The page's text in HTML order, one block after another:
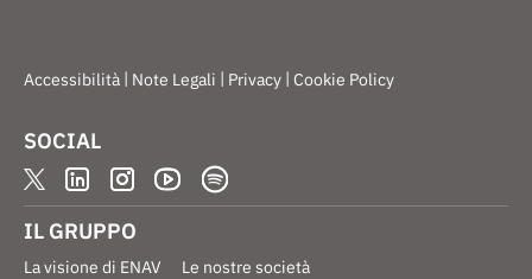
Accessibilità | Note Legali | Privacy | Cookie Policy
SOCIAL
IL GRUPPO
La visione di ENAV
Le nostre società